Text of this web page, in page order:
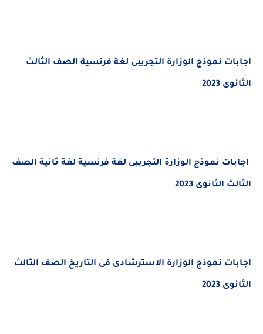
نموذج الوزارة التجريبى لغة فرنسيةالصف الثالث
نموذج الوزارة التجريبى لغة فرنسية لغةثانيةالصف
2023
نموذج الوزارة الاسترشادى فى التاريخ الصف الثالث